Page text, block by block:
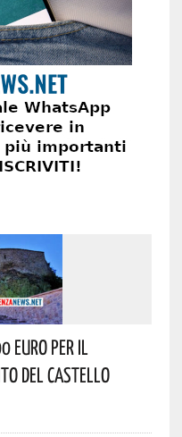
Euro Per Il
Del Castello